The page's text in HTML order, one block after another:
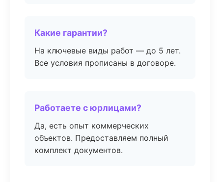
Какие гарантии?
На ключевые виды работ — до 5 лет.
Все условия прописаны в договоре.
Работаете с юрлицами?
Да, есть опыт коммерческих
объектов. Предоставляем полный
комплект документов.